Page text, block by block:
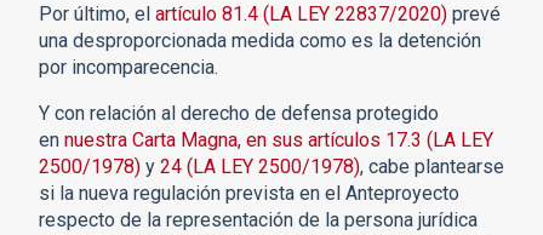
Por último, el artículo 81.4 (LA LEY 22837/2020) prevé
una desproporcionada medida como es la detención
por incomparecencia.
Y con relación al derecho de defensa protegido
en nuestra Carta Magna, en sus artículos 17.3 (LA LEY
2500/1978) y 24 (LA LEY 2500/1978), cabe plantearse
si la nueva regulación prevista en el Anteproyecto
respecto de la representación de la persona jurídica